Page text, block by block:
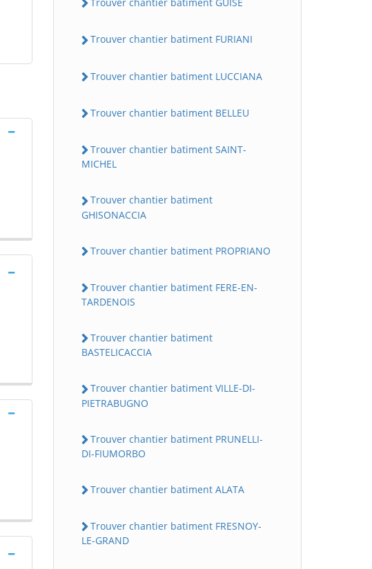
Trouver chantier batiment FURIANI
Trouver chantier batiment LUCCIANA
Trouver chantier batiment BELLEU
Trouver chantier batiment SAINT-
MICHEL
Trouver chantier batiment
GHISONACCIA
Trouver chantier batiment PROPRIANO
Trouver chantier batiment FERE-EN-
TARDENOIS
Trouver chantier batiment
BASTELICACCIA
Trouver chantier batiment VILLE-DI-
PIETRABUGNO
Trouver chantier batiment PRUNELLI-
DI-FIUMORBO
Trouver chantier batiment ALATA
Trouver chantier batiment FRESNOY-
LE-GRAND